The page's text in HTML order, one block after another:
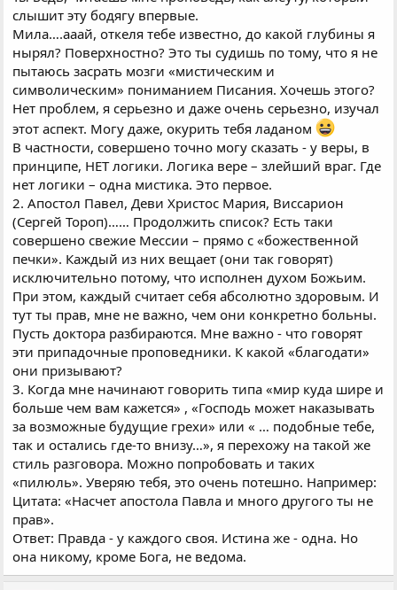
слышит эту бодягу впервые.
Мила….ааай, откеля тебе известно, до какой глубины я
нырял? Поверхностно? Это ты судишь по тому, что я не
пытаюсь засрать мозги «мистическим и
символическим» пониманием Писания. Хочешь этого?
Нет проблем, я серьезно и даже очень серьезно, изучал
этот аспект. Могу даже, окурить тебя ладаном
В частности, совершено точно могу сказать - у веры, в
принципе, НЕТ логики. Логика вере – злейший враг. Где
нет логики – одна мистика. Это первое.
2. Апостол Павел, Деви Христос Мария, Виссарион
(Сергей Тороп)…… Продолжить список? Есть таки
совершено свежие Мессии – прямо с «божественной
печки». Каждый из них вещает (они так говорят)
исключительно потому, что исполнен духом Божьим.
При этом, каждый считает себя абсолютно здоровым. И
тут ты прав, мне не важно, чем они конкретно больны.
Пусть доктора разбираются. Мне важно - что говорят
эти припадочные проповедники. К какой «благодати»
они призывают?
3. Когда мне начинают говорить типа «мир куда шире и
больше чем вам кажется» , «Господь может наказывать
за возможные будущие грехи» или « … подобные тебе,
так и остались где-то внизу…», я перехожу на такой же
стиль разговора. Можно попробовать и таких
«пилюль». Уверяю тебя, это очень потешно. Например:
Цитата: «Насчет апостола Павла и много другого ты не
прав».
Ответ: Правда - у каждого своя. Истина же - одна. Но
она никому, кроме Бога, не ведома.